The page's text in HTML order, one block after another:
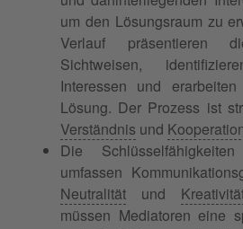
um den Lösungsraum zu
Verlauf präsentieren
Sichtweisen,
Interessen und
Lösung. Der Prozess ist
Verständnis und
Die
umfassen
Neutralität und
müssen Mediatoren eine